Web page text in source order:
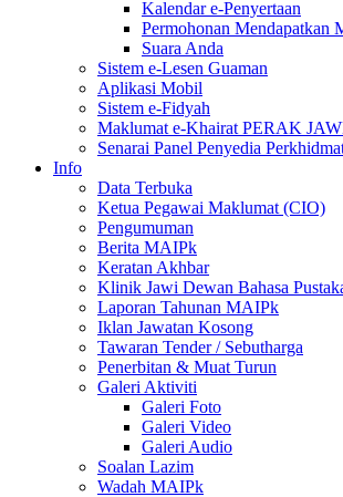
Kalendar e-Penyertaan
Permohonan Mendapatkan
Suara Anda
Sistem e-Lesen Guaman
Aplikasi Mobil
Sistem e-Fidyah
Maklumat e-Khairat PERAK
Senarai Panel Penyedia
Info
Data Terbuka
Ketua Pegawai Maklumat (CIO)
Pengumuman
Berita MAIPk
Keratan Akhbar
Klinik Jawi Dewan Bahasa
Laporan Tahunan MAIPk
Iklan Jawatan Kosong
Tawaran Tender / Sebutharga
Penerbitan & Muat Turun
Galeri Aktiviti
Galeri Foto
Galeri Video
Galeri Audio
Soalan Lazim
Wadah MAIPk